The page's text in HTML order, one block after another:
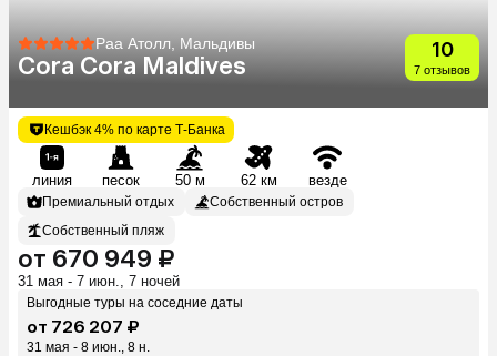
Раа Атолл, Мальдивы
Cora Cora Maldives
10
7 отзывов
Кешбэк 4% по карте Т-Банка
линия песок 50 м 62 км везде
Премиальный отдых
Собственный остров
Собственный пляж
от 670 949 ₽
31 мая - 7 июн., 7 ночей
Выгодные туры на соседние даты
от 726 207 ₽
31 мая - 8 июн., 8 н.